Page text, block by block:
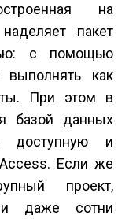
на
пакет
с помощью
как
При этом в
базой данных
доступную и
Если же
проект,
даже сотни